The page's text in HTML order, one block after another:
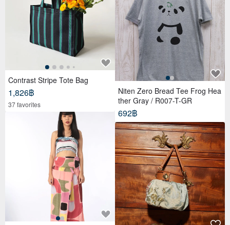
Contrast Stripe Tote Bag
1,826฿
37 favorites
Niten Zero Bread Tee Frog Hea
ther Gray / R007-T-GR
692฿